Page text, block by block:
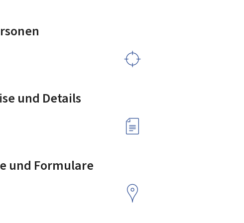
und Details
und Formulare